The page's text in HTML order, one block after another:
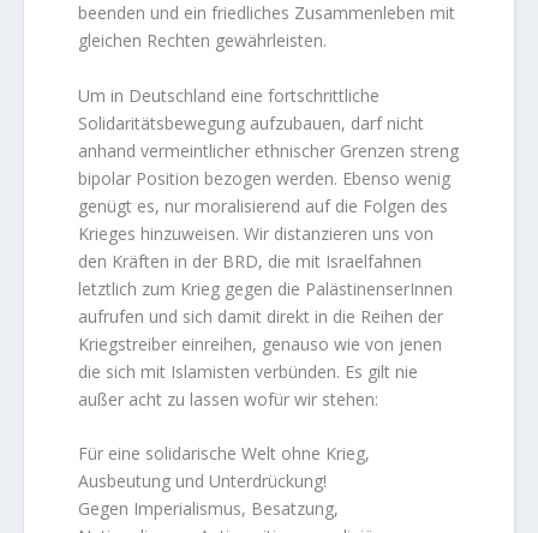
beenden und ein friedliches Zusammenleben mit
gleichen Rechten gewährleisten.
Um in Deutschland eine fortschrittliche
Solidaritätsbewegung aufzubauen, darf nicht
anhand vermeintlicher ethnischer Grenzen streng
bipolar Position bezogen werden. Ebenso wenig
genügt es, nur moralisierend auf die Folgen des
Krieges hinzuweisen. Wir distanzieren uns von
den Kräften in der BRD, die mit Israelfahnen
letztlich zum Krieg gegen die PalästinenserInnen
aufrufen und sich damit direkt in die Reihen der
Kriegstreiber einreihen, genauso wie von jenen
die sich mit Islamisten verbünden. Es gilt nie
außer acht zu lassen wofür wir stehen:
Für eine solidarische Welt ohne Krieg,
Ausbeutung und Unterdrückung!
Gegen Imperialismus, Besatzung,